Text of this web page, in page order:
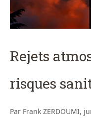
Rejets
risques
Par Frank ZERDOUMI,